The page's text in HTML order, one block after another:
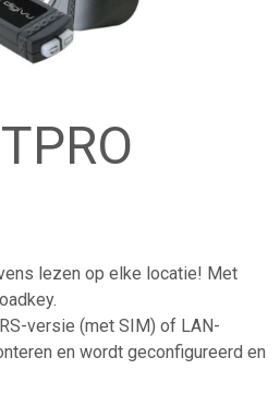
lezen op elke locatie! Met
versie (met SIM) of LAN-
en wordt geconfigureerd en